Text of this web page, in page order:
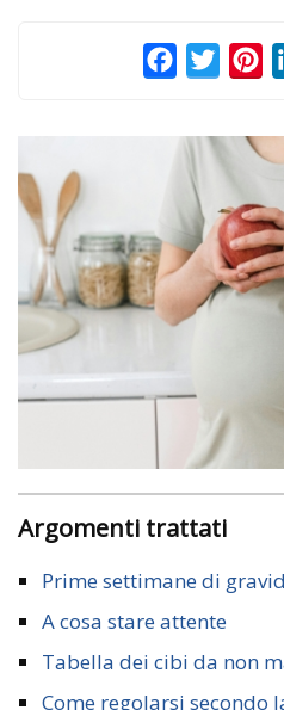
FacebookTwitter
Argomenti trattati
Prime settimane di
A cosa stare attente
Tabella dei cibi da non
Come regolarsi secondo